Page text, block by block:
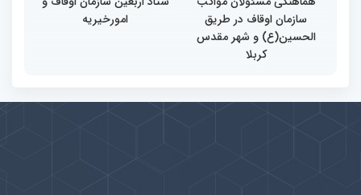
سازمان اوقاف در طریق
الحسین(ع) و شهر مقدس
کربلا
امورخیریه